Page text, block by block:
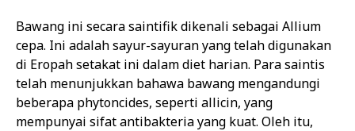
Bawang ini secara saintifik dikenali sebagai Allium
cepa. Ini adalah sayur-sayuran yang telah digunakan
di Eropah setakat ini dalam diet harian. Para saintis
telah menunjukkan bahawa bawang mengandungi
beberapa phytoncides, seperti allicin, yang
mempunyai sifat antibakteria yang kuat. Oleh itu,